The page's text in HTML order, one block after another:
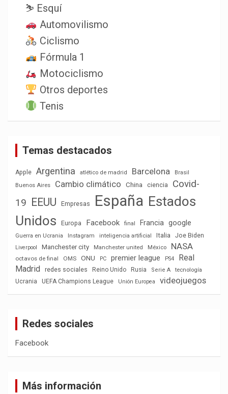
⛷️ Esquí
Automovilismo
Ciclismo
Fórmula 1
Motociclismo
Otros deportes
Tenis
Temas destacados
Apple Argentina atlético de madrid Barcelona
Brasil
Buenos Aires
Cambio climático China ciencia
Covid-
19
EEUU Empresas España Estados
Unidos
Europa Facebook final Francia google
Guerra en Ucrania Instagram inteligencia artificial Italia Joe Biden
Liverpool Manchester city Manchester united México NASA
octavos de final OMS ONU PC premier league PS4
Real
Madrid
redes sociales Reino Unido Rusia Serie A
tecnología
Ucrania
UEFA Champions League Unión Europea videojuegos
Redes sociales
Facebook
Más información